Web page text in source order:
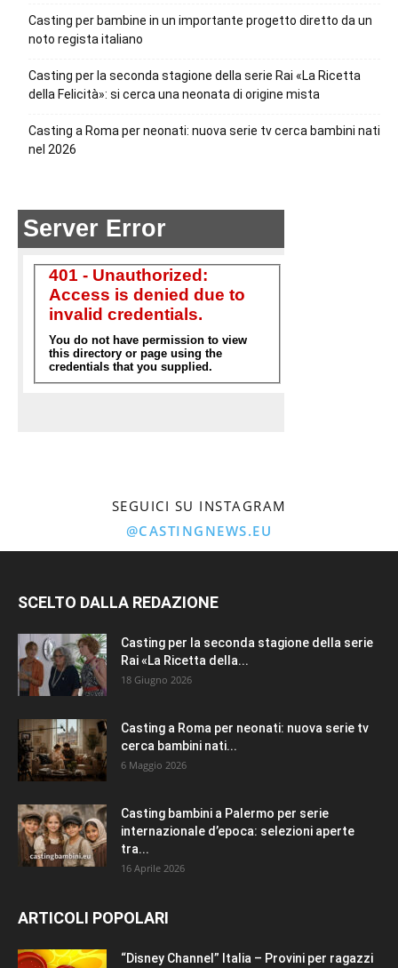
Casting per bambine in un importante progetto diretto da un
noto regista italiano
Casting per la seconda stagione della serie Rai «La Ricetta
della Felicità»: si cerca una neonata di origine mista
Casting a Roma per neonati: nuova serie tv cerca bambini nati
nel 2026
SEGUICI SU INSTAGRAM
@CASTINGNEWS.EU
SCELTO DALLA REDAZIONE
Casting per la seconda stagione della serie
Rai «La Ricetta della...
18 Giugno 2026
Casting a Roma per neonati: nuova serie tv
cerca bambini nati...
6 Maggio 2026
Casting bambini a Palermo per serie
internazionale d’epoca: selezioni aperte
tra...
16 Aprile 2026
ARTICOLI POPOLARI
“Disney Channel” Italia – Provini per ragazzi